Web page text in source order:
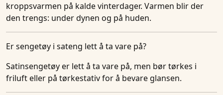
kroppsvarmen på kalde vinterdager. Varmen blir der
den trengs: under dynen og på huden.
Er sengetøy i sateng lett å ta vare på?
Satinsengetøy er lett å ta vare på, men bør tørkes i
friluft eller på tørkestativ for å bevare glansen.